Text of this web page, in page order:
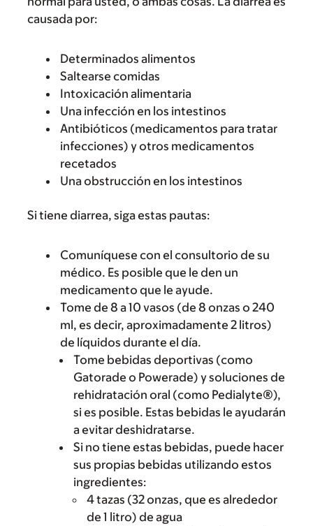
causada por:
Determinados alimentos
Saltearse comidas
Intoxicación alimentaria
Una infección en los intestinos
Antibióticos (medicamentos para tratar
infecciones) y otros medicamentos
recetados
Una obstrucción en los intestinos
Si tiene diarrea, siga estas pautas:
Comuníquese con el consultorio de su
médico. Es posible que le den un
medicamento que le ayude.
Tome de 8 a 10 vasos (de 8 onzas o 240
ml, es decir, aproximadamente 2 litros)
de líquidos durante el día.
Tome bebidas deportivas (como
Gatorade o Powerade) y soluciones de
rehidratación oral (como Pedialyte®),
si es posible. Estas bebidas le ayudarán
a evitar deshidratarse.
Si no tiene estas bebidas, puede hacer
sus propias bebidas utilizando estos
ingredientes:
4 tazas (32 onzas, que es alrededor
de 1 litro) de agua